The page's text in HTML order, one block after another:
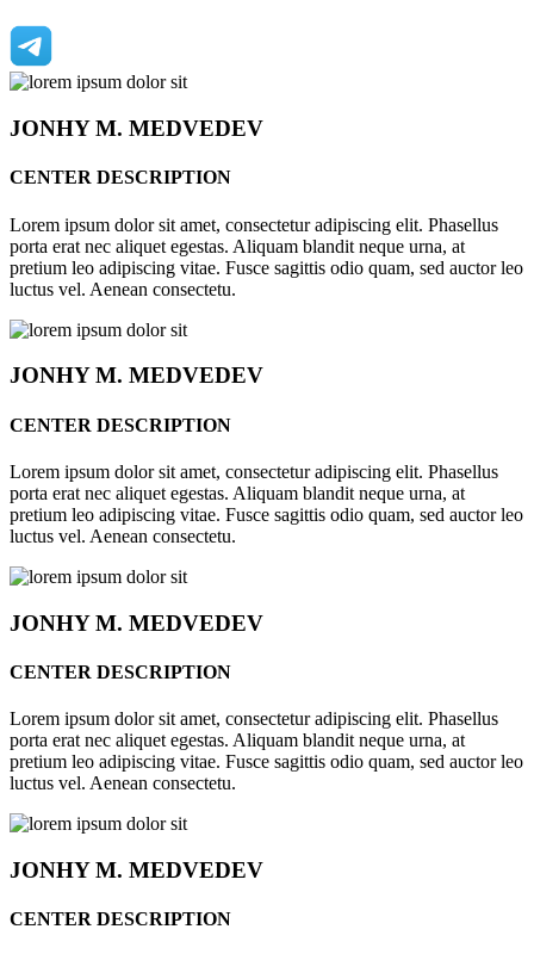
JONHYM. MEDVEDEV
CENTER DESCRIPTION
Lorem ipsum dolor sit amet, consectetur adipiscing elit. Phasellus
porta erat nec aliquet egestas. Aliquam blandit neque urna, at
pretium leo adipiscing vitae. Fusce sagittis odio quam, sed auctor leo
luctus vel. Aenean consectetu.
JONHYM. MEDVEDEV
CENTER DESCRIPTION
Lorem ipsum dolor sit amet, consectetur adipiscing elit. Phasellus
porta erat nec aliquet egestas. Aliquam blandit neque urna, at
pretium leo adipiscing vitae. Fusce sagittis odio quam, sed auctor leo
luctus vel. Aenean consectetu.
JONHYM. MEDVEDEV
CENTER DESCRIPTION
Lorem ipsum dolor sit amet, consectetur adipiscing elit. Phasellus
porta erat nec aliquet egestas. Aliquam blandit neque urna, at
pretium leo adipiscing vitae. Fusce sagittis odio quam, sed auctor leo
luctus vel. Aenean consectetu.
JONHYM. MEDVEDEV
CENTER DESCRIPTION